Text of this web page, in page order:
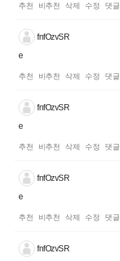
추천 비추천 삭제 수정 댓글
fnfOzvSR
e
추천 비추천 삭제 수정 댓글
fnfOzvSR
e
추천 비추천 삭제 수정 댓글
fnfOzvSR
e
추천 비추천 삭제 수정 댓글
fnfOzvSR